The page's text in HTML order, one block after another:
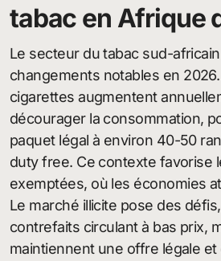
tabac en Afrique
Le secteur du tabac sud-
changements notables en
cigarettes augmentent
décourager la consommation,
paquet légal à environ 40-50
duty free. Ce contexte favorise
exemptées, où les économies
Le marché illicite pose des
contrefaits circulant à bas prix,
maintiennent une offre légale